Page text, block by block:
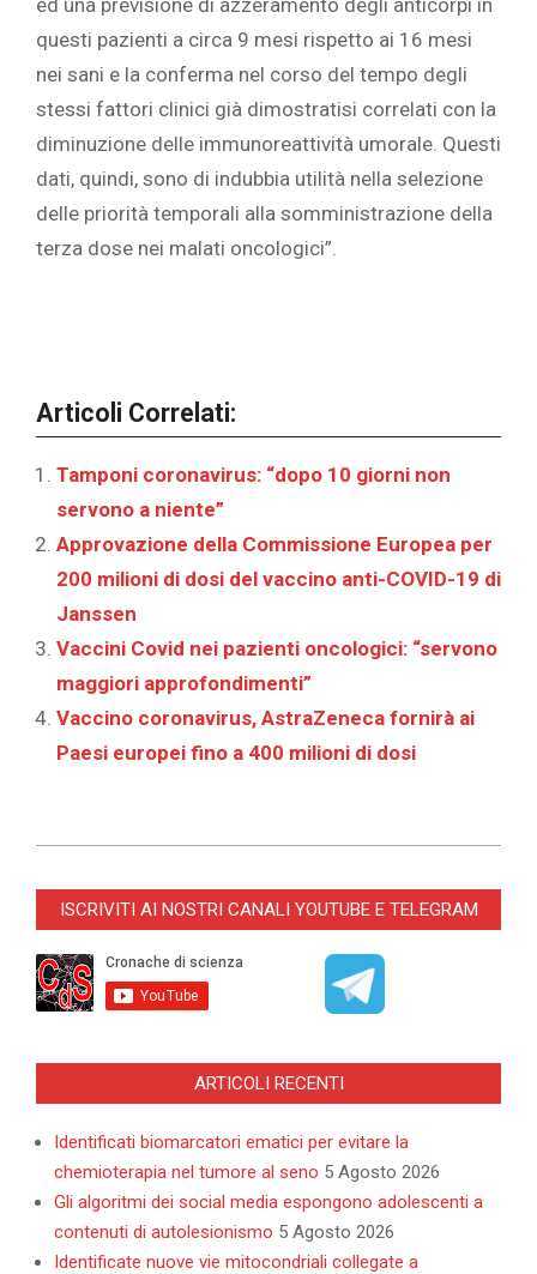
ed una previsione di azzeramento degli anticorpi in
questi pazienti a circa 9 mesi rispetto ai 16 mesi
nei sani e la conferma nel corso del tempo degli
stessi fattori clinici già dimostratisi correlati con la
diminuzione delle immunoreattività umorale. Questi
dati, quindi, sono di indubbia utilità nella selezione
delle priorità temporali alla somministrazione della
terza dose nei malati oncologici”.
Articoli Correlati:
Tamponi coronavirus: “dopo 10 giorni non
servono a niente”
Approvazione della Commissione Europea per
200 milioni di dosi del vaccino anti-COVID-19 di
Janssen
Vaccini Covid nei pazienti oncologici: “servono
maggiori approfondimenti”
Vaccino coronavirus, AstraZeneca fornirà ai
Paesi europei fino a 400 milioni di dosi
09-
ISCRIVITI AI NOSTRI CANALI YOUTUBE E TELEGRAM
ARTICOLI RECENTI
Identificati biomarcatori ematici per evitare la
chemioterapia nel tumore al seno 5 Agosto 2026
Gli algoritmi dei social media espongono adolescenti a
contenuti di autolesionismo 5 Agosto 2026
Identificate nuove vie mitocondriali collegate a